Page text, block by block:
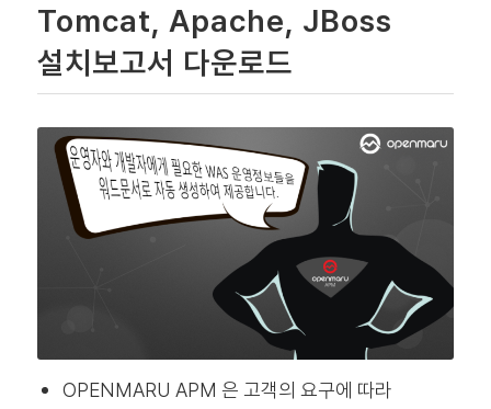
Tomcat, Apache, JBoss
설치보고서 다운로드
OPENMARU APM 은 고객의 요구에 따라